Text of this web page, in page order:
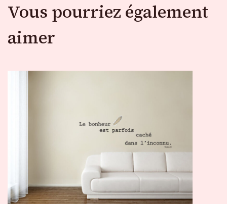
Vous pourriez également
aimer